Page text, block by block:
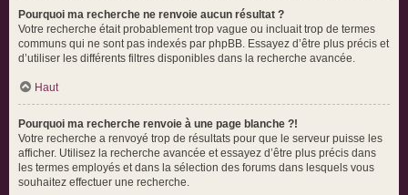
Pourquoi ma recherche ne renvoie aucun résultat ?
Votre recherche était probablement trop vague ou incluait trop de termes
communs qui ne sont pas indexés par phpBB. Essayez d’être plus précis et
d’utiliser les différents filtres disponibles dans la recherche avancée.
Haut
Pourquoi ma recherche renvoie à une page blanche ?!
Votre recherche a renvoyé trop de résultats pour que le serveur puisse les
afficher. Utilisez la recherche avancée et essayez d’être plus précis dans
les termes employés et dans la sélection des forums dans lesquels vous
souhaitez effectuer une recherche.